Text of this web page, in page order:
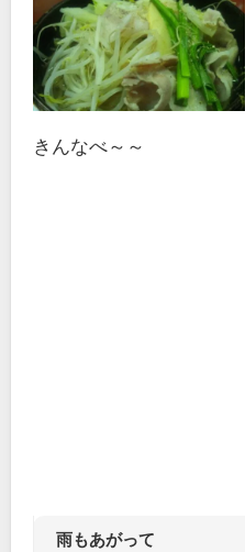
きんなべ～～
雨もあがって